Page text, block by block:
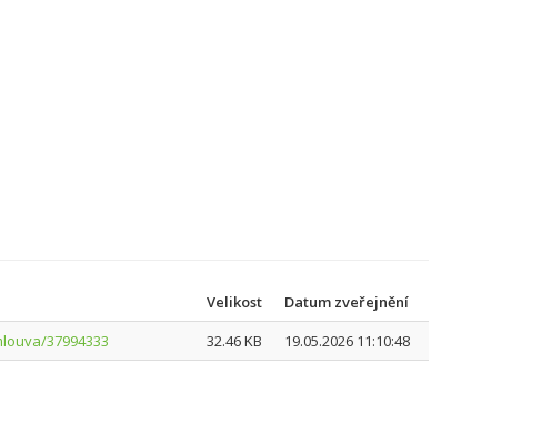
Velikost
Datum zveřejnění
37994333 32.46 KB 19.05.2026 11:10:48